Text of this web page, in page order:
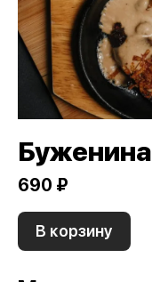
690 ₽
В корзину